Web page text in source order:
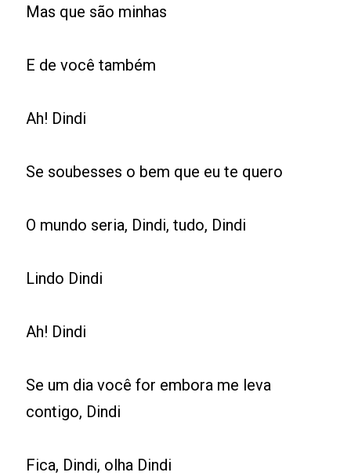
Mas que são minhas
E de você também
Ah! Dindi
Se soubesses o bem que eu te quero
O mundo seria, Dindi, tudo, Dindi
Lindo Dindi
Ah! Dindi
Se um dia você for embora me leva
contigo, Dindi
Fica, Dindi, olha Dindi